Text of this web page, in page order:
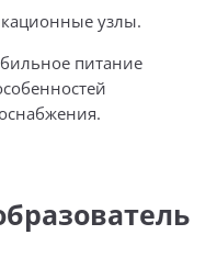
узлы.
питание